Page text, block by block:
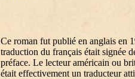
Ce roman fut publié en anglais en
traduction du français était signée
préface. Le lecteur américain ou
était effectivement un traducteur